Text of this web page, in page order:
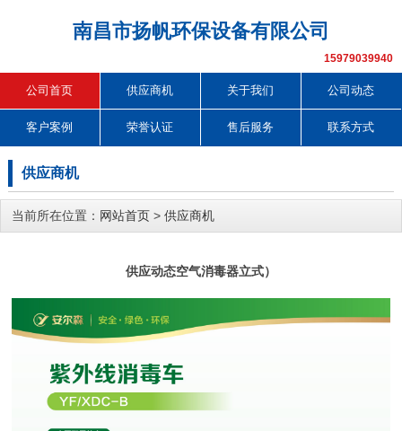
南昌市扬帆环保设备有限公司
15979039940
公司首页 供应商机 关于我们 公司动态
客户案例 荣誉认证 售后服务 联系方式
供应商机
当前所在位置： 网站首页 > 供应商机
供应动态空气消毒器立式）